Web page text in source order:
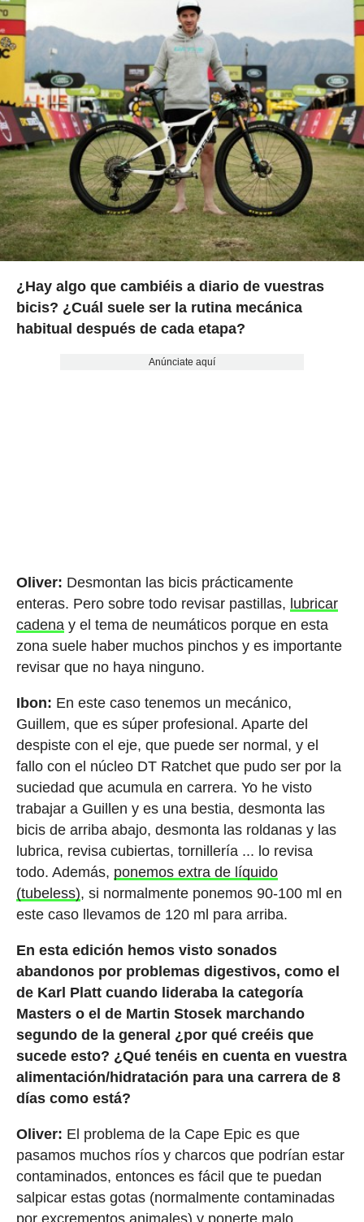
¿Hay algo que cambiéis a diario de vuestras
bicis? ¿Cuál suele ser la rutina mecánica
habitual después de cada etapa?
Anúnciate aquí
Oliver: Desmontan las bicis prácticamente
enteras. Pero sobre todo revisar pastillas, lubricar
cadenay el tema de neumáticos porque en esta
zona suele haber muchos pinchos y es importante
revisar que no haya ninguno.
Ibon: En este caso tenemos un mecánico,
Guillem, que es súper profesional. Aparte del
despiste con el eje, que puede ser normal, y el
fallo con el núcleo DT Ratchet que pudo ser por la
suciedad que acumula en carrera. Yo he visto
trabajar a Guillen y es una bestia, desmonta las
bicis de arriba abajo, desmonta las roldanas y las
lubrica, revisa cubiertas, tornillería ... lo revisa
todo. Además, ponemos extra de líquido
(tubeless), si normalmente ponemos 90-100 ml en
este caso llevamos de 120 ml para arriba.
En esta edición hemos visto sonados
abandonos por problemas digestivos, como el
de Karl Platt cuando lideraba la categoría
Masters o el de Martin Stosek marchando
segundo de la general ¿por qué creéis que
sucede esto? ¿Qué tenéis en cuenta en vuestra
alimentación/hidratación para una carrera de 8
días como está?
Oliver: El problema de la Cape Epic es que
pasamos muchos ríos y charcos que podrían estar
contaminados, entonces es fácil que te puedan
salpicar estas gotas (normalmente contaminadas